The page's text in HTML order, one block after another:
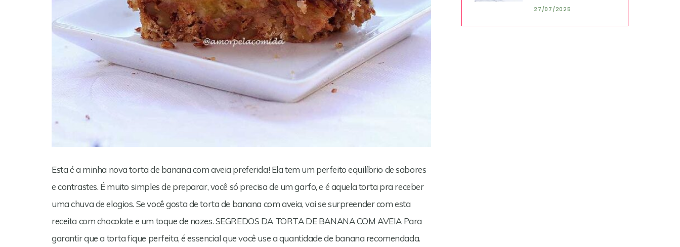
Esta é a minha nova torta de banana com aveia preferida! Ela tem um perfeito equilíbrio de sabores
e contrastes. É muito simples de preparar, você só precisa de um garfo, e é aquela torta pra receber
uma chuva de elogios. Se você gosta de torta de banana com aveia, vai se surpreender com esta
receita com chocolate e um toque de nozes. SEGREDOS DA TORTA DE BANANA COM AVEIA Para
garantir que a torta fique perfeita, é essencial que você use a quantidade de banana recomendada.
27/07/2025